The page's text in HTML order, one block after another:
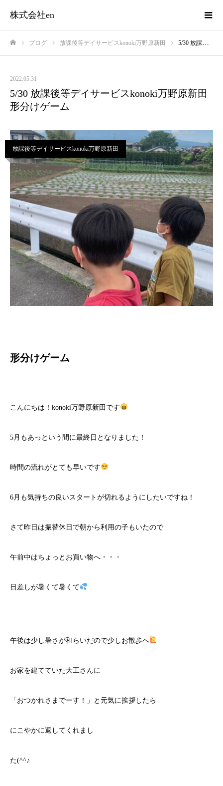
株式会社en
ブログ 放課後等デイサービスkonoki万野原新田 5/30 放課後等デイサービスkonoki万野原新田 形分けゲーム
2022.05.31
5/30 放課後等デイサービスkonoki万野原新田
形分けゲーム
放課後等デイサービスkonoki万野原新田
形分けゲーム
こんにちは！konoki万野原新田です
5月もあっという間に最終日となりました！
時間の流れがとても早いです
6月も気持ちの良いスタートが切れるようにしたいですね！
さて昨日は振替休日で朝から利用の子もいたので
午前中はちょっとお買い物へ・・・
日差しが暑くて暑くて
午後は少し暑さが和らいだので少しお散歩へ
お家を建てていた大工さんに
「おつかれさまでーす！」と元気に挨拶したら
にこやかに返してくれまし
た(^^♪